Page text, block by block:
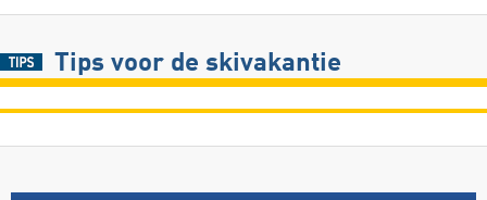
Tips voor de skivakantie